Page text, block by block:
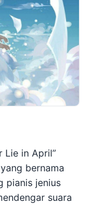
Lie in April”
bernama
pianis jenius
suara